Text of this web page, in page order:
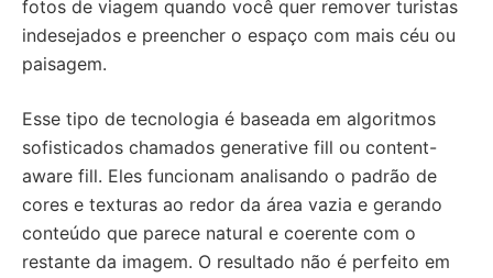
fotos de viagem quando você quer remover turistas
indesejados e preencher o espaço com mais céu ou
paisagem.
Esse tipo de tecnologia é baseada em algoritmos
sofisticados chamados generative fill ou content-
aware fill. Eles funcionam analisando o padrão de
cores e texturas ao redor da área vazia e gerando
conteúdo que parece natural e coerente com o
restante da imagem. O resultado não é perfeito em